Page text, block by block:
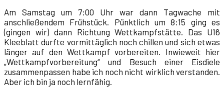
Am Samstag um 7:00 Uhr war dann Tagwache mit
anschließendem Frühstück. Pünktlich um 8:15 ging es
(gingen wir) dann Richtung Wettkampfstätte. Das U16
Kleeblatt durfte vormittäglich noch chillen und sich etwas
länger auf den Wettkampf vorbereiten. Inwieweit hier
„Wettkampfvorbereitung“ und Besuch einer Eisdiele
zusammenpassen habe ich noch nicht wirklich verstanden.
Aber ich bin ja noch lernfähig.